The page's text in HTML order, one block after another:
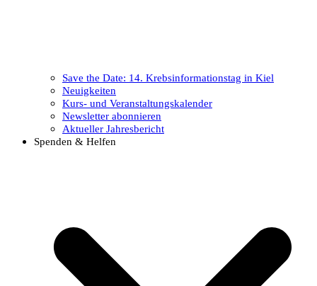
Save the Date: 14. Krebsinformationstag in Kiel
Neuigkeiten
Kurs- und Veranstaltungskalender
Newsletter abonnieren
Aktueller Jahresbericht
Spenden & Helfen